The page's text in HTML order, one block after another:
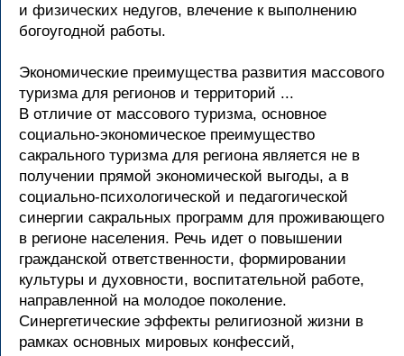
и физических недугов, влечение к выполнению
богоугодной работы.
Экономические преимущества развития массового
туризма для регионов и территорий ...
В отличие от массового туризма, основное
социально-экономическое преимущество
сакрального туризма для региона является не в
получении прямой экономической выгоды, а в
социально-психологической и педагогической
синергии сакральных программ для проживающего
в регионе населения. Речь идет о повышении
гражданской ответственности, формировании
культуры и духовности, воспитательной работе,
направленной на молодое поколение.
Синергетические эффекты религиозной жизни в
рамках основных мировых конфессий,